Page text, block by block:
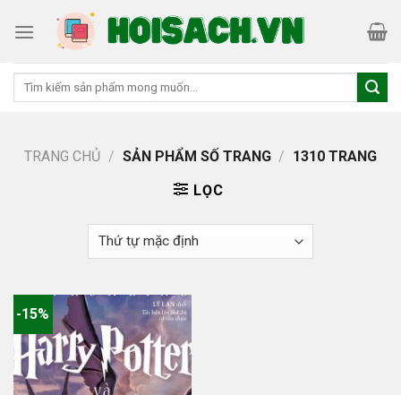
Tìm
TRANG CHỦ / SẢN PHẨM SỐ TRANG / 1310 TRANG
LỌC
-15%